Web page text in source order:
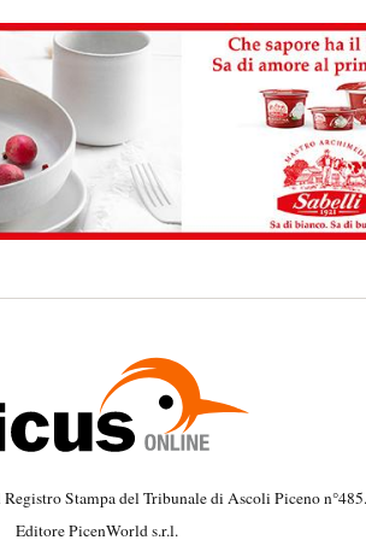
Registro Stampa del Tribunale di Ascoli Piceno n°485.
Editore PicenWorld s.r.l.